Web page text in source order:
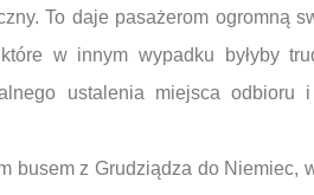
To daje pasażerom ogromną
w innym wypadku byłyby
ustalenia miejsca
busem z Grudziądza do Niemiec,